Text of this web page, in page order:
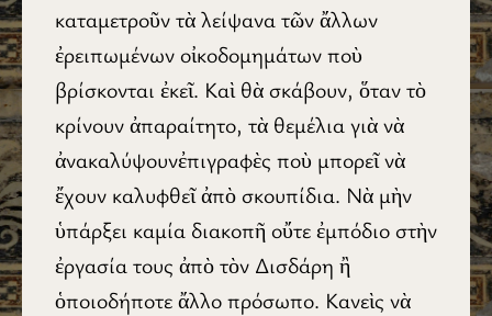
καταμετροῦν τὰ λείψανα τῶν ἄλλων
ἐρειπωμένων οἰκοδομημάτων ποὺ
βρίσκονται ἐκεῖ. Καὶ θὰ σκάβουν, ὅταν τὸ
κρίνουν ἀπαραίτητο, τὰ θεμέλια γιὰ νὰ
ἀνακαλύψουνἐπιγραφὲς ποὺ μπορεῖ νὰ
ἔχουν καλυφθεῖ ἀπὸ σκουπίδια. Νὰ μὴν
ὑπάρξει καμία διακοπῆ οὔτε ἐμπόδιο στὴν
ἐργασία τους ἀπὸ τὸν Δισδάρη ἢ
ὁποιοδήποτε ἄλλο πρόσωπο. Κανεὶς νὰ